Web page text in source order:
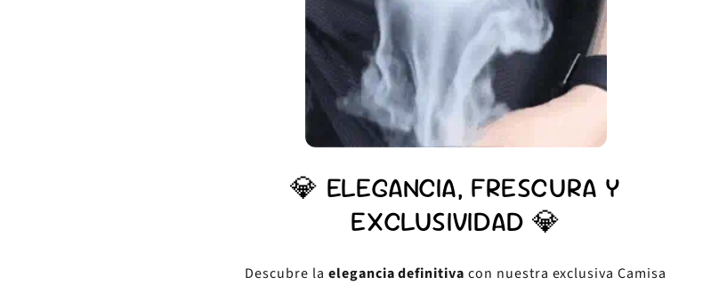
💎 ELEGANCIA, FRESCURA Y
EXCLUSIVIDAD 💎
Descubre la elegancia definitiva con nuestra exclusiva Camisa